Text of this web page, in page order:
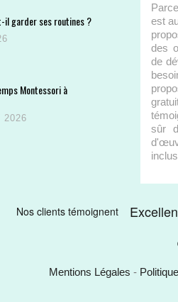
il garder ses routines ?
Montessori à
2026
est
des
de
sûr
Mentions Légales -